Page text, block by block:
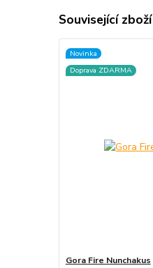
Související zboží
Novinka
Doprava ZDARMA
Gora Fire Nunchakus